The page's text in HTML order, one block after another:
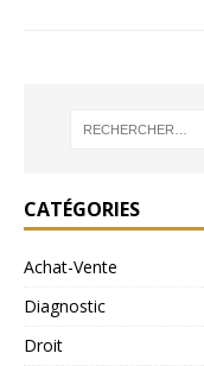
CATÉGORIES
Achat-Vente
Diagnostic
Droit